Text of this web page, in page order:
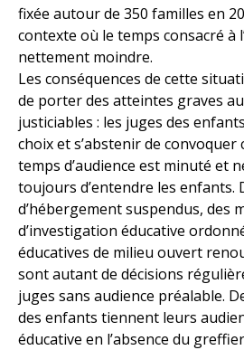
fixée autour de 350 familles en
contexte où le temps consacré à
nettement moindre.
Les conséquences de cette
de porter des atteintes graves
justiciables : les juges des
choix et s’abstenir de convoquer
temps d’audience est minuté et
toujours d’entendre les enfants.
d’hébergement suspendus, des
d’investigation éducative
éducatives de milieu ouvert
sont autant de décisions
juges sans audience préalable.
des enfants tiennent leurs
éducative en l’absence du